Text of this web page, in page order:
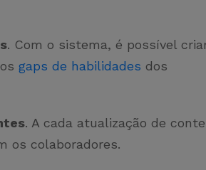
. Com o sistema, é possível
gaps de habilidades dos
. A cada atualização de
os colaboradores.